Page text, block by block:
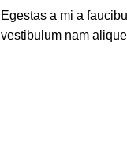
Egestas a mi a
vestibulum nam